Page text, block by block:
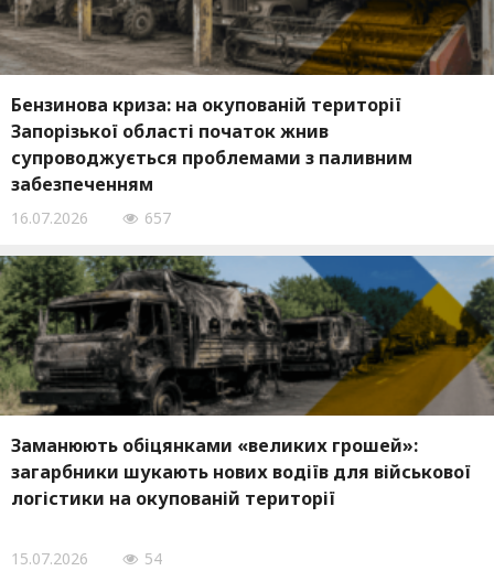
Бензинова криза: на окупованій території
Запорізької області початок жнив
супроводжується проблемами з паливним
забезпеченням
16.07.2026 657
Заманюють обіцянками «великих грошей»:
загарбники шукають нових водіїв для військової
логістики на окупованій території
15.07.2026 54